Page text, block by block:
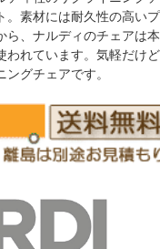
。素材には耐久性の高い
ら、ナルディのチェアは
われています。気軽だけ
グチェアです。